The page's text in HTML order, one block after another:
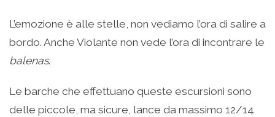
L’emozione è alle stelle, non vediamo l’ora di salire a
bordo. Anche Violante non vede l’ora di incontrare le
balenas.
Le barche che effettuano queste escursioni sono
delle piccole, ma sicure, lance da massimo 12/14